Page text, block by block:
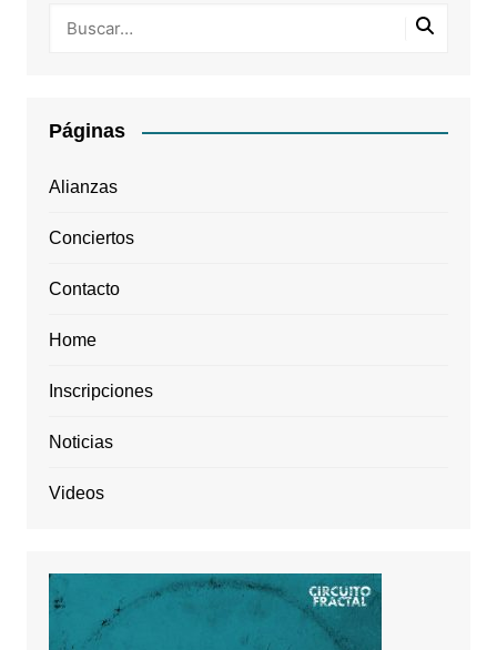
Páginas
Alianzas
Conciertos
Contacto
Home
Inscripciones
Noticias
Videos